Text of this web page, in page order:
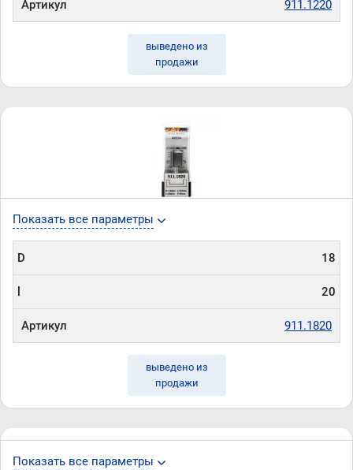
Артикул 911.1220
выведено из
продажи
Показать все параметры
D 18
20
Артикул 911.1820
выведено из
продажи
Показать все параметры